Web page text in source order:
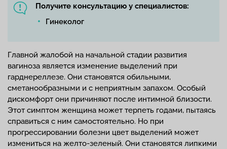
Получите консультацию у специалистов:
Гинеколог
Главной жалобой на начальной стадии развития
вагиноза является изменение выделений при
гарднереллезе. Они становятся обильными,
сметанообразными и с неприятным запахом. Особый
дискомфорт они причиняют после интимной близости.
Этот симптом женщина может терпеть годами, пытаясь
справиться с ним самостоятельно. Но при
прогрессировании болезни цвет выделений может
измениться на желто-зеленый. Они становятся липкими